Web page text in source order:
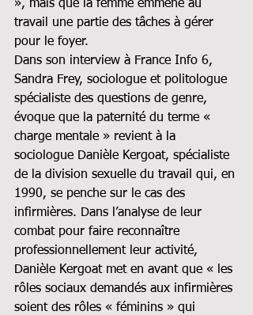
», mais que la femme emmène au
travail une partie des tâches à gérer
pour le foyer.
Dans son interview à France Info 6,
Sandra Frey, sociologue et politologue
spécialiste des questions de genre,
évoque que la paternité du terme «
charge mentale » revient à la
sociologue Danièle Kergoat, spécialiste
de la division sexuelle du travail qui, en
1990, se penche sur le cas des
infirmières. Dans l’analyse de leur
combat pour faire reconnaître
professionnellement leur activité,
Danièle Kergoat met en avant que « les
rôles sociaux demandés aux infirmières
soient des rôles « féminins » qui